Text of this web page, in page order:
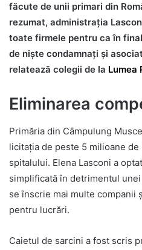
făcute de unii primari din
rezumat, administrația
toate firmele pentru ca în
de niște condamnați și
relatează colegii de la Lumea
Eliminarea
Primăria din Câmpulung
licitația de peste 5 milioane
spitalului. Elena Lasconi a
simplificată în detrimentul
se înscrie mai multe companii
pentru lucrări.
Caietul de sarcini a fost scris